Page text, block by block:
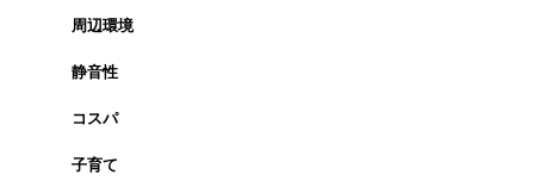
周辺環境
静音性
コスパ
子育て